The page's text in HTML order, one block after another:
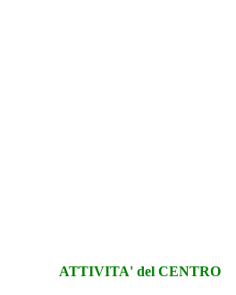
ATTIVITA' del CENTRO